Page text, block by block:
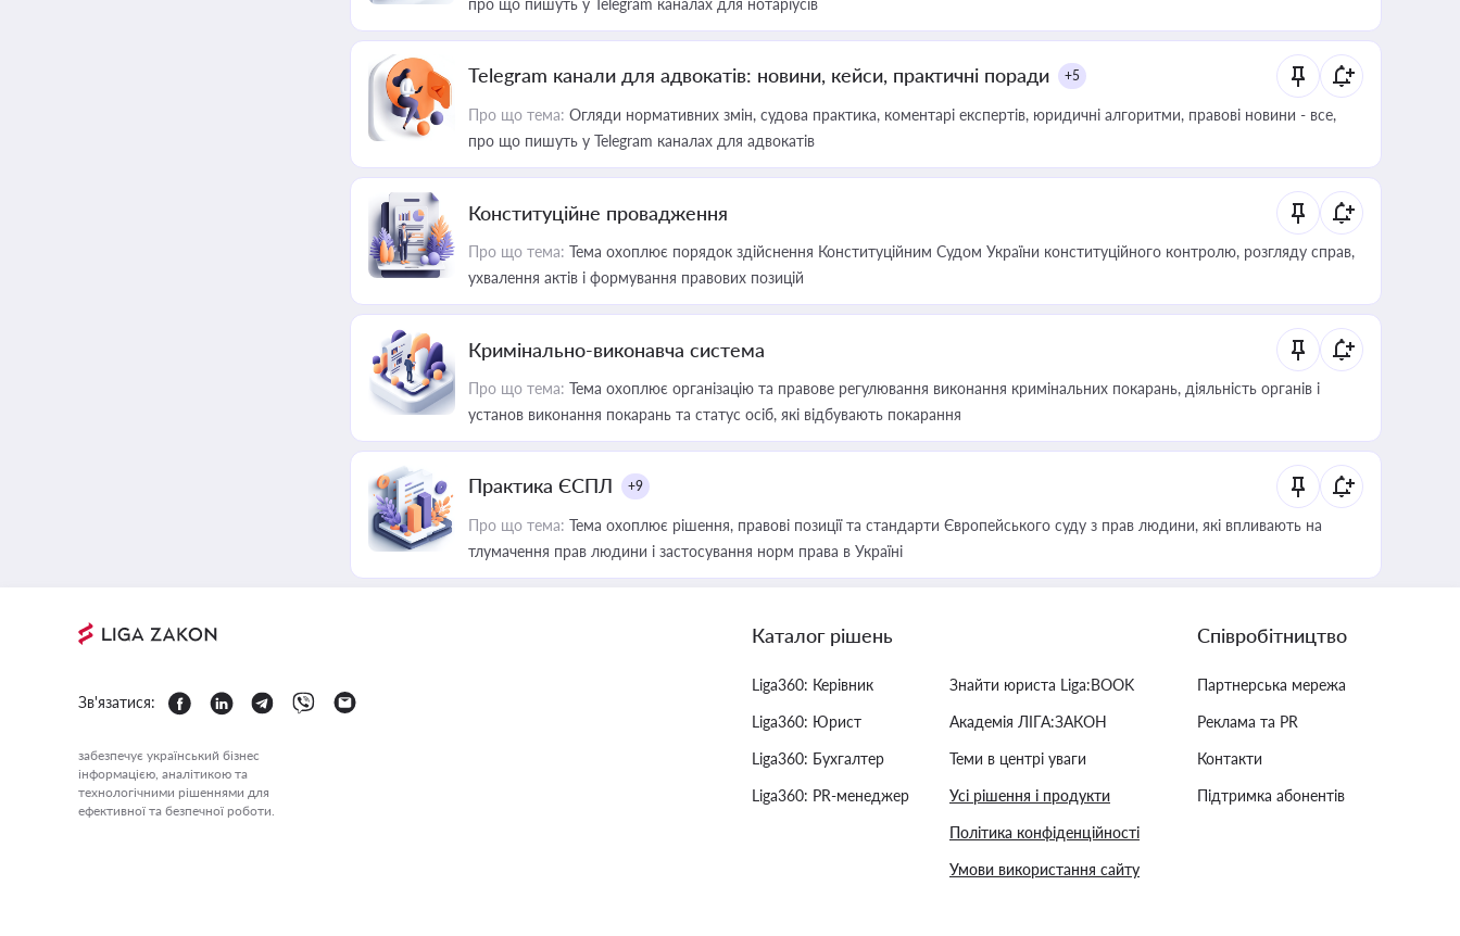
про що пишуть у Telegram каналах для нотаріусів
Telegram канали для адвокатів: новини, кейси, практичні поради +5
Про що тема: Огляди нормативних змін, судова практика, коментарі експертів, юридичні алгоритми, правові новини - все,
про що пишуть у Telegram каналах для адвокатів
Конституційне провадження
Про що тема: Тема охоплює порядок здійснення Конституційним Судом України конституційного контролю, розгляду справ,
ухвалення актів і формування правових позицій
Кримінально-виконавча система
Про що тема: Тема охоплює організацію та правове регулювання виконання кримінальних покарань, діяльність органів і
установ виконання покарань та статус осіб, які відбувають покарання
Практика ЄСПЛ +9
Про що тема: Тема охоплює рішення, правові позиції та стандарти Європейського суду з прав людини, які впливають на
тлумачення прав людини і застосування норм права в Україні
Зв'язатися:
забезпечує український бізнес
інформацією, аналітикою та
технологічними рішеннями для
ефективної та безпечної роботи.
Каталог рішень
Liga360: Керівник
Liga360: Юрист
Liga360: Бухгалтер
Liga360: PR-менеджер
Знайти юриста Liga:BOOK
Академія ЛІГА:ЗАКОН
Теми в центрі уваги
Усі рішення і продукти
Політика конфіденційності
Умови використання сайту
Співробітництво
Партнерська мережа
Реклама та PR
Контакти
Підтримка абонентів